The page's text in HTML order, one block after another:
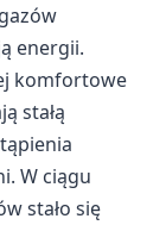
energii.
komfortowe
stałą
W ciągu
stało się